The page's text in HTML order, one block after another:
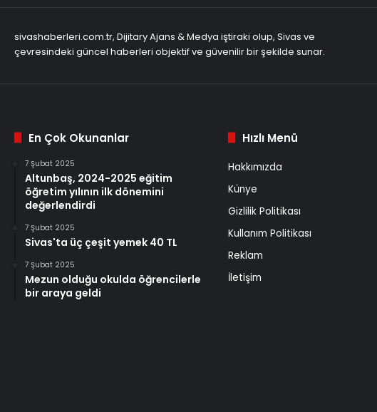
sivashaberleri.com.tr, Dijitary Ajans & Medya iştiraki olup, Sivas ve
çevresindeki güncel haberleri objektif ve güvenilir bir şekilde sunar.
En Çok Okunanlar
7 Şubat 2025
Altunbaş, 2024-2025 eğitim
öğretim yılının ilk dönemini
değerlendirdi
7 Şubat 2025
Sivas'ta üç çeşit yemek 40 TL
7 Şubat 2025
Mezun olduğu okulda öğrencilerle
bir araya geldi
Hızlı Menü
Hakkımızda
Künye
Gizlilik Politikası
Kullanım Politikası
Reklam
İletişim